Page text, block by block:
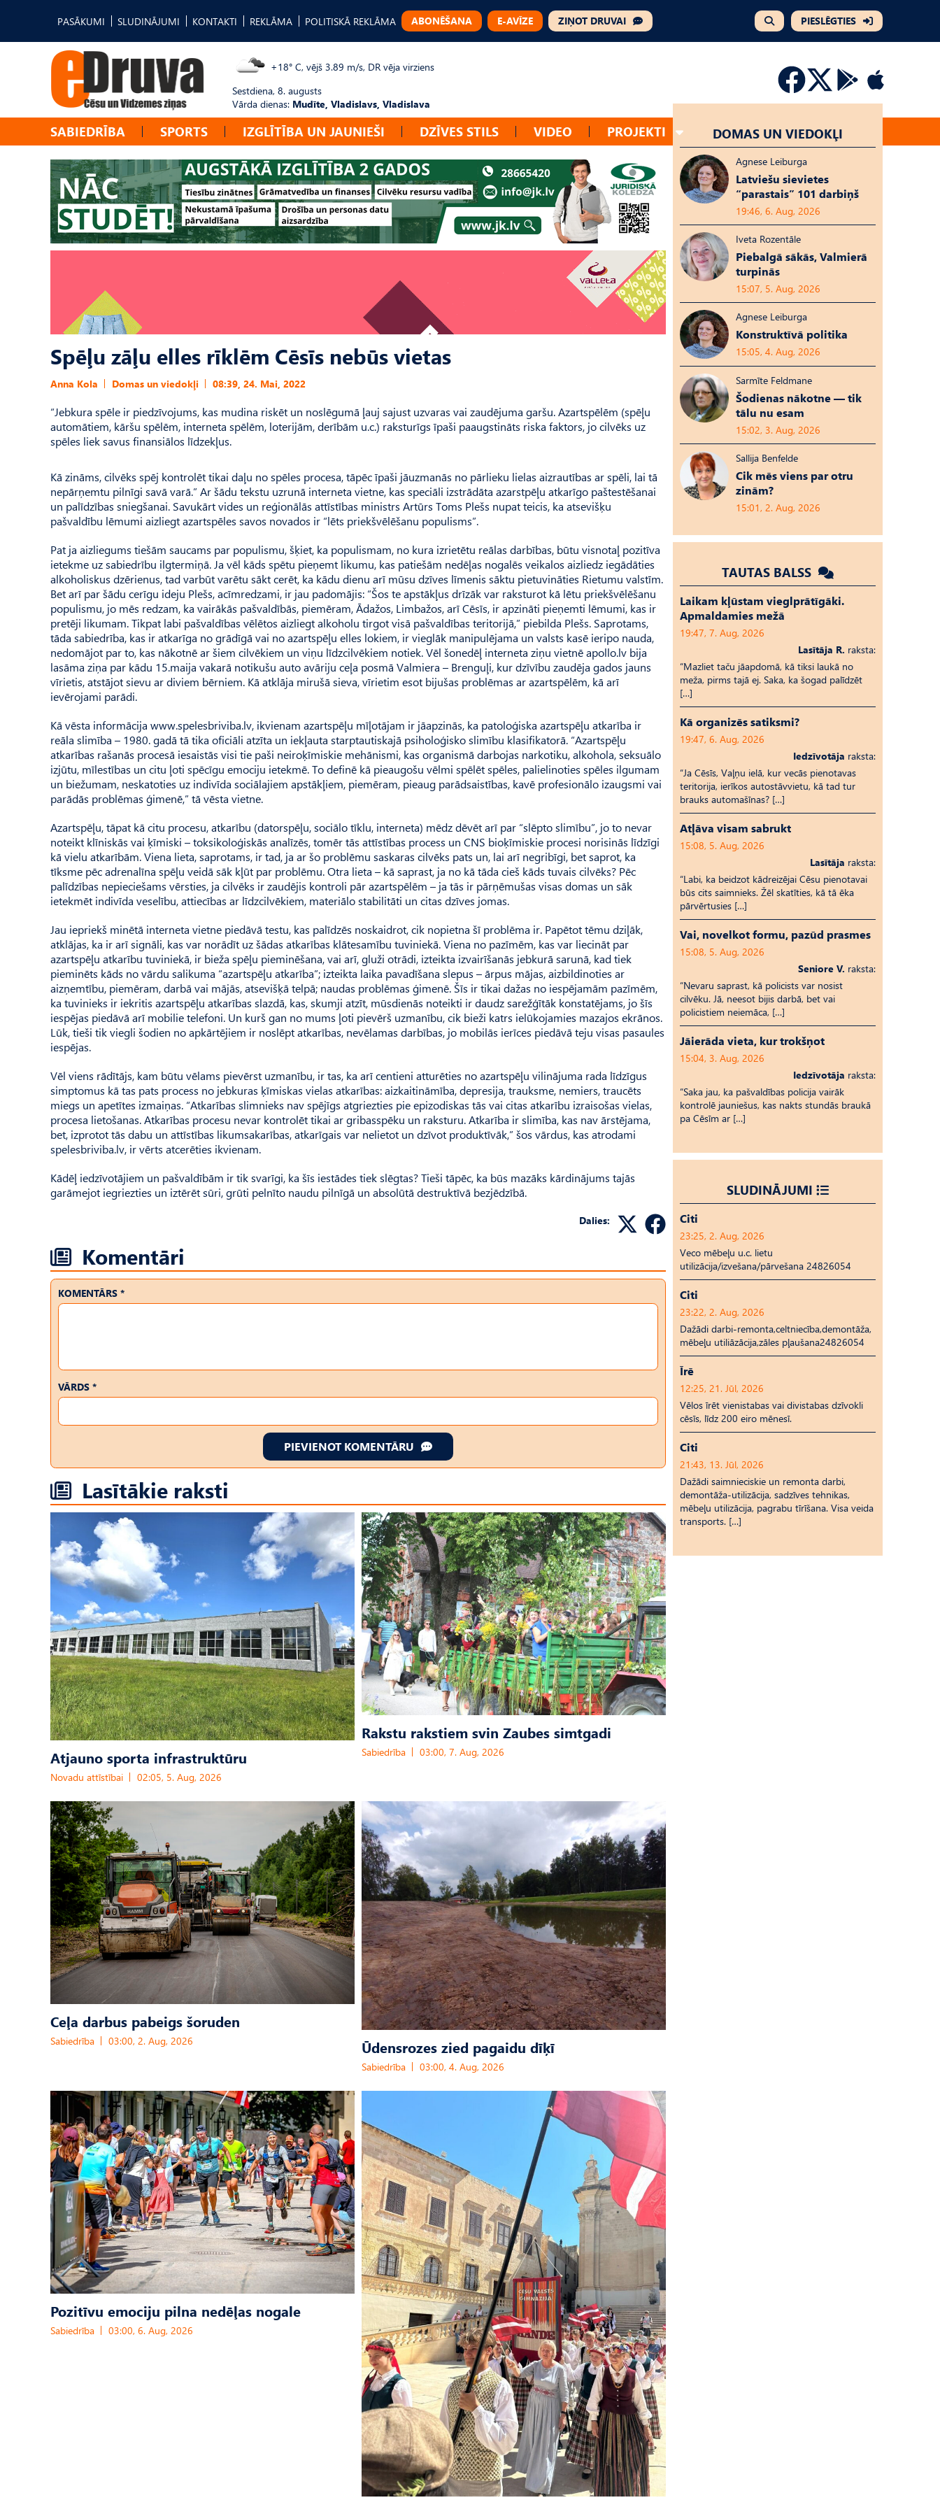
PASĀKUMI SLUDINĀJUMI KONTAKTI REKLĀMA POLITISKĀ REKLĀMA ABONĒŠANA E-AVĪZE ZIŅOT DRUVAI PIESLĒGTIES
+18° C, vējš 3.89 m/s, DR vēja virziens
Sestdiena, 8. augusts
Vārda dienas: Mudīte, Vladislavs, Vladislava
SABIEDRĪBA SPORTS IZGLĪTĪBA UN JAUNIEŠI DZĪVES STILS VIDEO PROJEKTI
Spēļu zāļu elles rīklēm Cēsīs nebūs vietas
Anna Kola Domas un viedokļi 08:39, 24. Mai, 2022
“Jebkura spēle ir piedzīvojums, kas mudina riskēt un noslēgumā ļauj sajust uzvaras vai zaudējuma garšu. Azartspēlēm (spēļu
automātiem, kāršu spēlēm, interneta spēlēm, loterijām, derībām u.c.) raksturīgs īpaši paaugstināts riska faktors, jo cilvēks uz
spēles liek savus finansiālos līdzekļus.
Kā zināms, cilvēks spēj kontrolēt tikai daļu no spēles procesa, tāpēc īpaši jāuzmanās no pārlieku lielas aizrautības ar spēli, lai tā
nepārņemtu pilnīgi savā varā.” Ar šādu tekstu uzrunā interneta vietne, kas speciāli izstrādāta azarstpēļu atkarīgo paštestēšanai
un palīdzības sniegšanai. Sa­vukārt vides un reģionālās attīstības ministrs Artūrs Toms Plešs nupat teicis, ka atsevišķu
pašvaldību lēmumi aizliegt azartspēles savos novados ir “lēts priekšvēlēšanu populisms”.
Pat ja aizliegums tiešām sau­cams par populismu, šķiet, ka populismam, no kura izrietētu reālas darbības, būtu visnotaļ pozitīva
ietekme uz sabiedrību ilgtermiņā. Ja vēl kāds spētu pieņemt likumu, kas patiešām nedēļas nogalēs veikalos aizliedz iegādāties
alkoholiskus dzērienus, tad varbūt varētu sākt cerēt, ka kādu dienu arī mūsu dzīves līmenis sāktu pietuvināties Rietumu valstīm.
Bet arī par šādu cerīgu ideju Plešs, acīmredzami, ir jau padomājis: “Šos te apstākļus drīzāk var raksturot kā lētu priekšvēlēšanu
populismu, jo mēs redzam, ka vairākās pašvaldībās, piemēram, Ādažos, Limbažos, arī Cēsīs, ir apzināti pieņemti lēmumi, kas ir
pretēji likumam. Tikpat labi pašvaldības vēlētos aizliegt alkoholu tirgot visā pašvaldības teritorijā,” piebilda Plešs. Sa­protams,
tāda sabiedrība, kas ir atkarīga no grādīgā vai no azartspēļu elles lokiem, ir vieglāk manipulējama un valsts kasē ieripo nauda,
nedomājot par to, kas nākotnē ar šiem cilvēkiem un viņu līdzcilvēkiem notiek. Vēl šonedēļ interneta ziņu vietnē apollo.lv bija
lasāma ziņa par kādu 15.maija vakarā notikušu auto avāriju ceļa posmā Valmiera – Brenguļi, kur dzīvību zaudēja gados jauns
vīrietis, atstājot sievu ar diviem bērniem. Kā atklāja mirušā sieva, vīrietim esot bijušas problēmas ar azartspēlēm, kā arī
ievērojami parādi.
Kā vēsta informācija www.spelesbriviba.lv, ikvienam azartspēļu mīļotājam ir jāapzinās, ka patoloģiska azartspēļu atkarība ir
reāla slimība – 1980. gadā tā tika oficiāli atzīta un iekļauta starptautiskajā psiholoģisko slimību klasifikatorā. “Azartspēļu
atkarības rašanās procesā iesaistās visi tie paši neiroķīmiskie mehānismi, kas organismā darbojas narkotiku, alkohola, seksuālo
izjūtu, mīlestības un citu ļoti spēcīgu emociju ietekmē. To definē kā pieaugošu vēlmi spēlēt spēles, palielinoties spēles ilgumam
un biežumam, neskatoties uz indivīda sociālajiem apstākļiem, piemēram, pieaug parādsaistības, kavē profesionālo izaugsmi vai
parādās problēmas ģimenē,” tā vēsta vietne.
Azartspēļu, tāpat kā citu procesu, atkarību (datorspēļu, sociālo tīklu, interneta) mēdz dēvēt arī par “slēpto slimību”, jo to nevar
noteikt klīniskās vai ķīmiski – toksikoloģiskās analīzēs, tomēr tās attīstības process un CNS bioķīmiskie procesi norisinās līdzīgi
kā vielu atkarībām. Viena lieta, saprotams, ir tad, ja ar šo problēmu saskaras cilvēks pats un, lai arī negribīgi, bet saprot, ka
tīksme pēc adrenalīna spēļu veidā sāk kļūt par problēmu. Otra lieta – kā saprast, ja no kā tāda cieš kāds tuvais cilvēks? Pēc
palīdzības nepieciešams vērsties, ja cilvēks ir zaudējis kontroli pār azartspēlēm – ja tās ir pārņēmušas visas domas un sāk
ietekmēt indivīda veselību, attiecības ar līdzcilvēkiem, materiālo stabilitāti un citas dzīves jomas.
Jau iepriekš minētā interneta vietne piedāvā testu, kas palīdzēs noskaidrot, cik nopietna šī problēma ir. Papētot tēmu dziļāk,
atklājas, ka ir arī signāli, kas var norādīt uz šādas atkarības klātesamību tuviniekā. Viena no pazīmēm, kas var liecināt par
azartspēļu atkarību tuviniekā, ir bieža spēļu pieminēšana, vai arī, gluži otrādi, izteikta izvairīšanās jebkurā sarunā, kad tiek
pieminēts kāds no vārdu salikuma “azartspēļu atkarība”; izteikta laika pavadīšana slepus – ārpus mājas, aizbildinoties ar
aizņemtību, piemēram, darbā vai mājās, atsevišķā telpā; naudas problēmas ģimenē. Šīs ir tikai dažas no iespējamām pazīmēm,
ka tuvinieks ir iekritis azartspēļu atkarības slazdā, kas, skumji atzīt, mūsdienās noteikti ir daudz sarežģītāk konstatējams, jo šīs
iespējas piedāvā arī mobilie telefoni. Un kurš gan no mums ļoti pievērš uzmanību, cik bieži katrs ielūkojamies mazajos ekrānos.
Lūk, tieši tik viegli šodien no apkārtējiem ir noslēpt atkarības, nevēlamas darbības, jo mobilās ierīces piedāvā teju visas pasaules
iespējas.
Vēl viens rādītājs, kam būtu vēlams pievērst uzmanību, ir tas, ka arī centieni atturēties no azartspēļu vilinājuma rada līdzīgus
simptomus kā tas pats process no jebkuras ķīmiskas vielas atkarības: aizkaitināmība, depresija, trauksme, nemiers, traucēts
miegs un apetītes izmaiņas. “Atkarības slimnieks nav spējīgs atgriezties pie epizodiskas tās vai citas atkarību izraisošas vielas,
procesa lietošanas. Atkarības procesu nevar kontrolēt tikai ar gribasspēku un raksturu. Atkarība ir slimība, kas nav ārstējama,
bet, izprotot tās dabu un attīstības likumsakarības, atkarīgais var nelietot un dzīvot produktīvāk,” šos vārdus, kas atrodami
spelesbriviba.lv, ir vērts atcerēties ikvienam.
Kādēļ iedzīvotājiem un pašvaldībām ir tik svarīgi, ka šīs iestādes tiek slēgtas? Tieši tāpēc, ka būs mazāks kārdinājums tajās
garāmejot iegriezties un iztērēt sūri, grūti pelnīto naudu pilnīgā un absolūtā destruktīvā bezjēdzībā.
Dalies:
Komentāri
KOMENTĀRS *
VĀRDS *
PIEVIENOT KOMENTĀRU
Lasītākie raksti
Atjauno sporta infrastruktūru
Novadu attīstībai 02:05, 5. Aug, 2026
Rakstu rakstiem svin Zaubes simtgadi
Sabiedrība 03:00, 7. Aug, 2026
Ceļa darbus pabeigs šoruden
Sabiedrība 03:00, 2. Aug, 2026 Ūdensrozes zied pagaidu dīķī
Sabiedrība 03:00, 4. Aug, 2026
Pozitīvu emociju pilna nedēļas nogale
Sabiedrība 03:00, 6. Aug, 2026
DOMAS UN VIEDOKĻI
Agnese Leiburga
Latviešu sievietes
“parastais” 101 darbiņš
19:46, 6. Aug, 2026
Iveta Rozentāle
Piebalgā sākās, Valmierā
turpinās
15:07, 5. Aug, 2026
Agnese Leiburga
Konstruktīvā politika
15:05, 4. Aug, 2026
Sarmīte Feldmane
Šodienas nākotne — tik
tālu nu esam
15:02, 3. Aug, 2026
Sallija Benfelde
Cik mēs viens par otru
zinām?
15:01, 2. Aug, 2026
TAUTAS BALSS
Laikam kļūstam vieglprātīgāki.
Apmaldamies mežā
19:47, 7. Aug, 2026
Lasītāja R. raksta:
“Mazliet taču jāapdomā, kā tiksi laukā no
meža, pirms tajā ej. Saka, ka šogad palīdzēt
[…]
Kā organizēs satiksmi?
19:47, 6. Aug, 2026
Iedzīvotāja raksta:
“Ja Cēsīs, Vaļņu ielā, kur vecās pienotavas
teritorija, ierīkos autostāvvietu, kā tad tur
brauks automašīnas? […]
Atļāva visam sabrukt
15:08, 5. Aug, 2026
Lasītāja raksta:
“Labi, ka beidzot kādreizējai Cēsu pienotavai
būs cits saimnieks. Žēl skatīties, kā tā ēka
pārvērtusies […]
Vai, novelkot formu, pazūd prasmes
15:08, 5. Aug, 2026
Seniore V. raksta:
“Nevaru saprast, kā policists var nosist
cilvēku. Jā, neesot bijis darbā, bet vai
policistiem neiemāca, […]
Jāierāda vieta, kur trokšņot
15:04, 3. Aug, 2026
Iedzīvotāja raksta:
“Saka jau, ka pašvaldības policija vairāk
kontrolē jauniešus, kas nakts stundās braukā
pa Cēsīm ar […]
SLUDINĀJUMI
Citi
23:25, 2. Aug, 2026
Veco mēbeļu u.c. lietu
utilizācija/izvešana/pārvešana 24826054
Citi
23:22, 2. Aug, 2026
Dažādi darbi-remonta,celtniecība,demontāža,
mēbeļu utiliāzācija,zāles pļaušana24826054
Īrē
12:25, 21. Jūl, 2026
Vēlos īrēt vienistabas vai divistabas dzīvokli
cēsīs, līdz 200 eiro mēnesī.
Citi
21:43, 13. Jūl, 2026
Dažādi saimnieciskie un remonta darbi,
demontāža-utilizācija, sadzīves tehnikas,
mēbeļu utilizācija, pagrabu tīrīšana. Visa veida
transports. […]